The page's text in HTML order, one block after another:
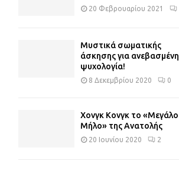
20 Φεβρουαρίου 2021
Μυστικά σωματικής
άσκησης για ανεβασμένη
ψυχολογία!
8 Δεκεμβρίου 2020 0
Χονγκ Κονγκ το «Μεγάλο
Μήλο» της Ανατολής
20 Ιουνίου 2020 2